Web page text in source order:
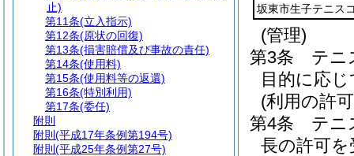
坂東市生子テニス
(管理)
第3条
テニ
目的に応
(利用の許
第4条
テニ
長の許可
止)
第11条(立入指示)
第12条(原状の回復)
第13条(損害賠償及び事故の責任)
第14条(使用料)
第15条(使用料等の返還)
第16条(特別利用)
第17条(委任)
附則
附則 (平成17年条例第194号)
附則 (平成25年条例第27号)